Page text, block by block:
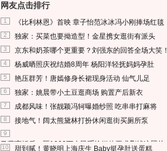
网友点击排行
1 《比利林恩》首映 章子怡范冰冰冯小刚捧场红毯
2 独家：买菜也要拗造型！金星携女逛街有派头
3 京东和奶茶哪个更重要？刘强东的回答全场大笑！
4 杨威晒照庆祝结婚8周年 杨阳洋轻抚妈妈孕肚
5 艳压群芳！唐嫣修身长裙现身活动 仙气儿足
6 独家：姚晨带小土豆逛商场 购置产后新衣
7 成都风味！张靓颖冯轲曝婚纱照 吃串串打麻将
8 接地气！阔太熊黛林打扮休闲逛街买厕所泵
9
马蓉离婚后，砸1000万人民币给媒体要求删掉这照片
10 甜到腻！黄晓明上海庆生 Baby挺孕肚送蛋糕